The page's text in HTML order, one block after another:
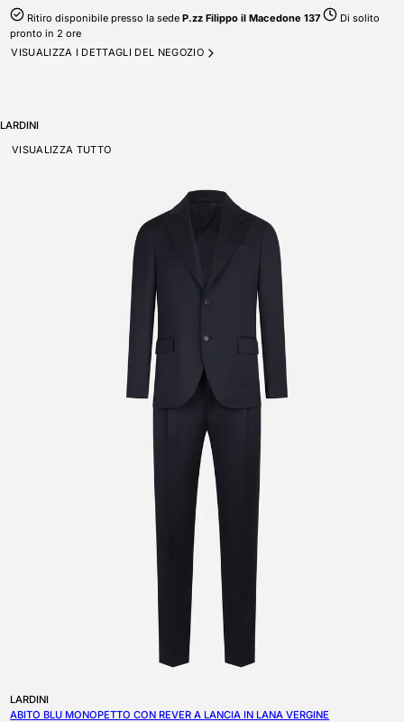
Ritiro disponibile presso la sedeP.zz Filippo il Macedone 137
Di solito
pronto in 2 ore
VISUALIZZA I DETTAGLI DEL NEGOZIO
LARDINI
VISUALIZZA TUTTO
Produttore:
LARDINI
ABITO BLU MONOPETTO CON REVER A LANCIA IN LANA VERGINE